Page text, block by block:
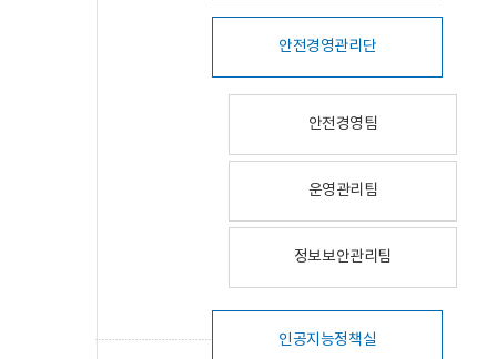
안전경영관리단
안전경영팀
운영관리팀
정보보안관리팀
인공지능정책실